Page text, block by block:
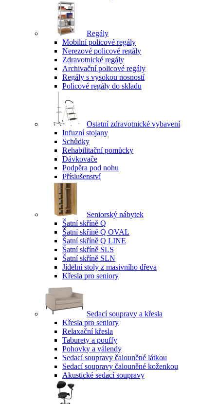
Regály
Mobilní policové regály
Nerezové policové regály
Zdravotnické regály
Archivační policové regály
Regály s vysokou nosností
Policové regály do skladu
Ostatní zdravotnické vybavení
Infuzní stojany
Schůdky
Rehabilitační pomůcky
Dávkovače
Podpěra pod nohu
Příslušenství
Seniorský nábytek
Šatní skříně Q
Šatní skříně Q OVAL
Šatní skříně Q LINE
Šatní skříně SLS
Šatní skříně SLN
Jídelní stoly z masivního dřeva
Křesla pro seniory
Sedací soupravy a křesla
Křesla pro seniory
Relaxační křesla
Taburety a pouffy
Pohovky a válendy
Sedací soupravy čalouněné látkou
Sedací soupravy čalouněné koženkou
Akustické sedací soupravy